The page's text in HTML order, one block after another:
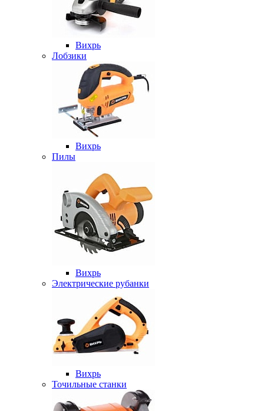
Вихрь
Лобзики
Вихрь
Пилы
Вихрь
Электрические рубанки
Вихрь
Точильные станки